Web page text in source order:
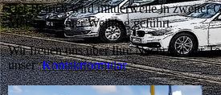
Der Betrieb wird mittlerweile in zweiter
Meister Günter Weihing geführt.
Wir freuen uns über Ihre Nachricht per
unserKontaktformular